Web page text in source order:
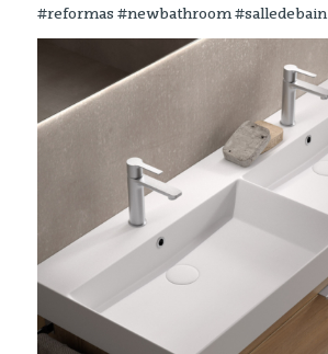
#reformas #newbathroom #salledebain